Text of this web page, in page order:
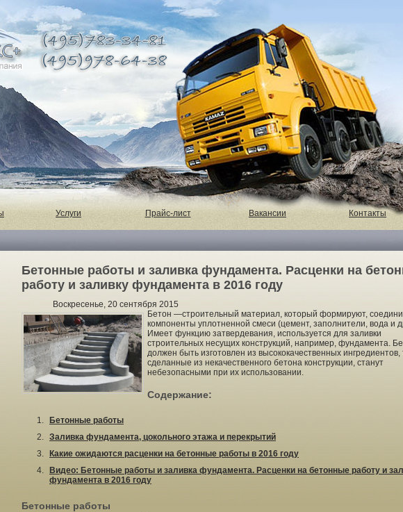
Услуги Прайс-лист Вакансии Контакты
Бетонные работы и заливка фундамента. Расценки на
работу и заливку фундамента в 2016 году
Воскресенье, 20 сентября 2015
Бетон —строительный материал, который формируют,
компоненты уплотненной смеси (цемент, заполнители, вода и
Имеет функцию затвердевания, используется для заливки
строительных несущих конструкций, например, фундамента.
должен быть изготовлен из высококачественных ингредиентов,
сделанные из некачественного бетона конструкции, станут
небезопасными при их использовании.
Содержание:
Бетонные работы
Заливка фундамента, цокольного этажа и перекрытий
Какие ожидаются расценки на бетонные работы в 2016 году
Видео: Бетонные работы и заливка фундамента. Расценки на бетонные работу и
фундамента в 2016 году
Бетонные работы